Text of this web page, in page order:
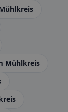
Mühlkreis